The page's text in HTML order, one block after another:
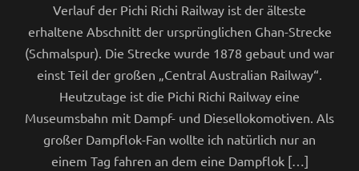
Verlauf der Pichi Richi Railway ist der älteste
erhaltene Abschnitt der ursprünglichen Ghan-Strecke
(Schmalspur). Die Strecke wurde 1878 gebaut und war
einst Teil der großen „Central Australian Railway“.
Heutzutage ist die Pichi Richi Railway eine
Museumsbahn mit Dampf- und Diesellokomotiven. Als
großer Dampflok-Fan wollte ich natürlich nur an
einem Tag fahren an dem eine Dampflok […]